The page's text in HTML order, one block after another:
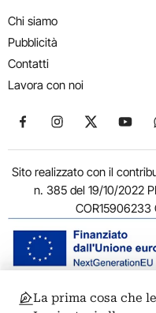
Chi siamo
Pubblicità
Contatti
Lavora con noi
Seguici su Facebook
Seguici suSeguici su X
Sito realizzato con il
n. 385 del 19/10/2022
© 2011-2026 ARTRIBUNE
La prima cosa che